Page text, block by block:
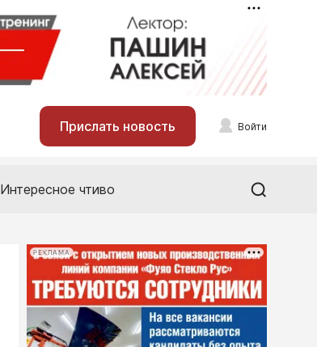
Прислать новость Войти
Интересное чтиво
РЕКЛАМА